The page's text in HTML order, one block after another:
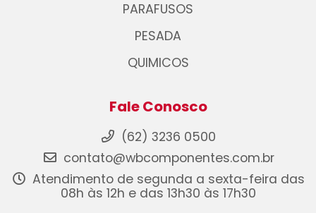
PARAFUSOS
PESADA
QUIMICOS
Fale Conosco
(62) 3236 0500
contato@wbcomponentes.com.br
Atendimento de segunda a sexta-feira das
08h às 12h e das 13h30 às 17h30